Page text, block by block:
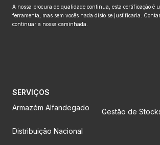
A nossa procura de qualidade continua, esta certificação é
ferramenta, mas sem vocês nada disto se justificaria.
continuar a nossa caminhada.
SERVIÇOS
Armazém Alfandegado
Gestão de
Distribuição Nacional